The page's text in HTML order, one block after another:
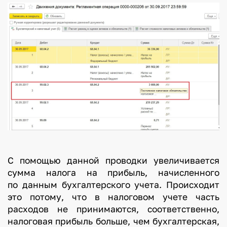
С помощью данной проводки увеличивается
сумма налога на прибыль, начисленного
по данным бухгалтерского учета. Происходит
это потому, что в налоговом учете часть
расходов не принимаются, соответственно,
налоговая прибыль больше, чем бухгалтерская,